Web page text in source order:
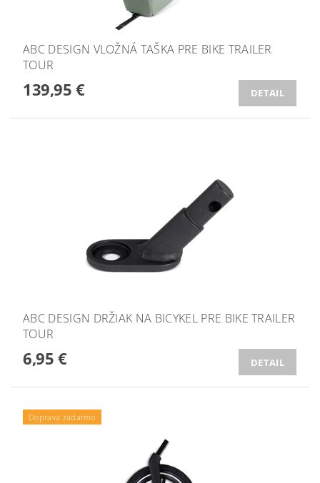
ABC DESIGN VLOŽNÁ TAŠKA PRE BIKE TRAILER
TOUR
139,95 € DETAIL
ABC DESIGN DRŽIAK NA BICYKEL PRE BIKE TRAILER
TOUR
6,95 € DETAIL
Doprava zadarmo